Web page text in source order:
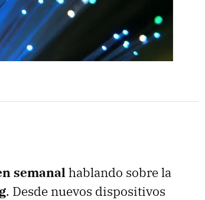
semanalhablando sobre la
. Desde nuevos dispositivos